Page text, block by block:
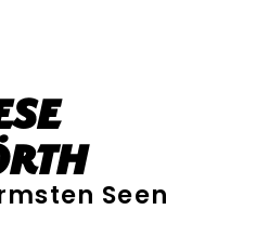
Seen